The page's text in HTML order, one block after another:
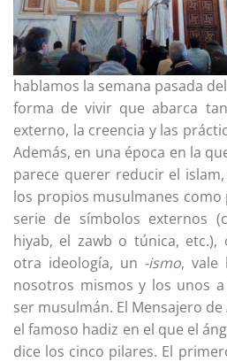
hablamos la semana pasada
forma de vivir que abarca
externo, la creencia y las
Además, en una época en la
parece querer reducir el
los propios musulmanes como
serie de símbolos externos
hiyab, el zawb o túnica,
otra ideología, un -ismo, vale
nosotros mismos y los unos
ser musulmán. El Mensajero
el famoso hadiz en el que el
dice los cinco pilares. El